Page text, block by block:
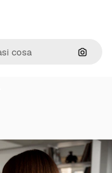
Cerca